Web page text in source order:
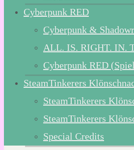
Cyberpunk RED
Cyberpunk &
ALL. IS. RIGHT. IN.
Cyberpunk RED
SteamTinkerers
SteamTinkerers
SteamTinkerers
Special Credits